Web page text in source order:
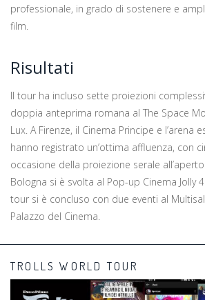
professionale, in grado di sostenere e
film.
Risultati
Il tour ha incluso sette proiezioni
doppia anteprima romana al The Space
Lux. A Firenze, il Cinema Principe e l’arena
hanno registrato un’ottima affluenza, con
occasione della proiezione serale
Bologna si è svolta al Pop-up Cinema Jolly
tour si è concluso con due eventi al
Palazzo del Cinema.
TROLLS WORLD TOUR